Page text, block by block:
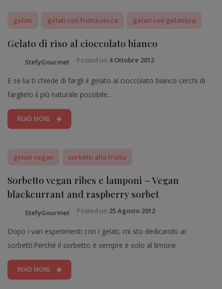
gelati gelati con frutta secca gelati con gelatiera
Gelato di riso al cioccolato bianco
StefyGourmet Posted on 4 Ottobre 2012
E se lui ti chiede di fargli il gelato al cioccolato bianco cerchi di
farglielo il più naturale possibile…
READ MORE
gelati vegan sorbetti alla frutta
Sorbetto vegan ribes e lamponi – Vegan
blackcurrant and raspberry sorbet
StefyGourmet Posted on 25 Agosto 2012
Dopo i vari esperimenti con i gelati, mi sto dedicando ai
sorbetti.Perchè il sorbetto è sempre e solo al limone
READ MORE